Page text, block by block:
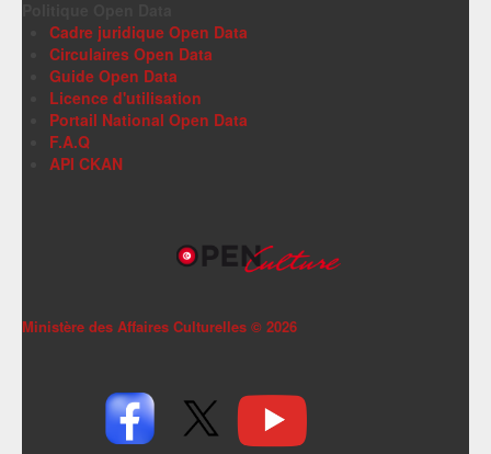
Cadre juridique Open Data
Circulaires Open Data
Guide Open Data
Licence d'utilisation
Portail National Open Data
F.A.Q
API CKAN
Ministère des Affaires Culturelles © 2026